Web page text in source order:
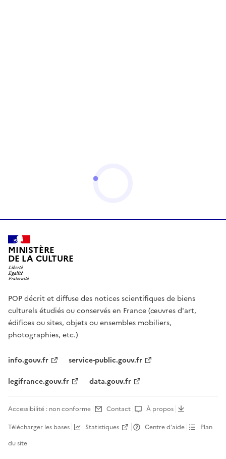
MINISTÈRE
DE LA CULTURE
POP décrit et diffuse des notices scientifiques de biens
culturels étudiés ou conservés en France (œuvres d'art,
édifices ou sites, objets ou ensembles mobiliers,
photographies, etc.)
info.gouv.fr
service-public.gouv.fr
legifrance.gouv.fr
data.gouv.fr
Accessibilité : non conforme Contact
À propos
Télécharger les bases
Statistiques Centre d’aide
Plan
du site